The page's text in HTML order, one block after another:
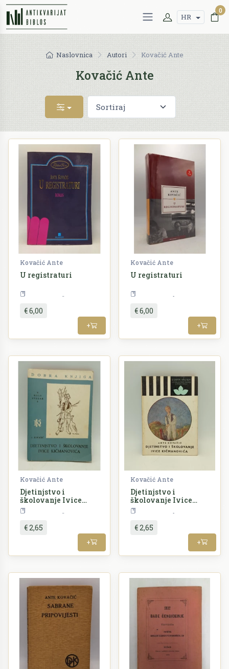
HR
0
Naslovnica Autori Kovačić Ante
Kovačić Ante
Kovačić Ante
U registraturi
€ 6,00
+
Kovačić Ante
U registraturi
€ 6,00
+
Kovačić Ante
Djetinjstvo i
školovanje Ivice
Kičmanovića
€ 2,65
+
Kovačić Ante
Djetinjstvo i
školovanje Ivice
Kičmanovića
€ 2,65
+